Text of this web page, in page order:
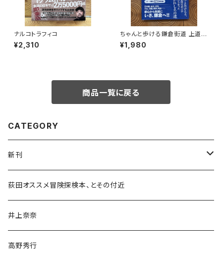
ナルコトラフィコ
¥2,310
ちゃんと歩ける鎌倉街道 上道・
中道・下道
¥1,980
商品一覧に戻る
CATEGORY
新刊
和書
文学・小説・物語
随筆・ノンフィクション・その他
荻田オススメ冒険探検本、とその付近
井上奈奈
高野秀行